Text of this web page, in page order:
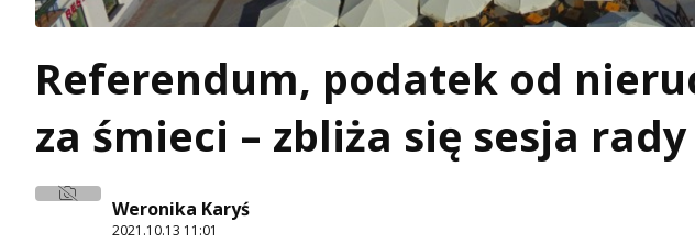
Referendum, podatek od
za śmieci – zbliża się sesja
Weronika Karyś
2021.10.13 11:01